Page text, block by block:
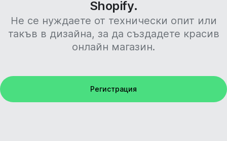
Shopify.
Не се нуждаете от технически опит или
такъв в дизайна, за да създадете красив
онлайн магазин.
Регистрация